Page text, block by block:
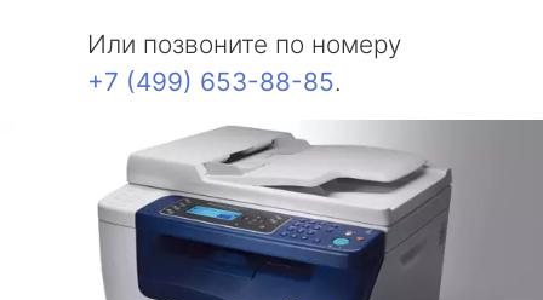
Или позвоните по номеру
+7 (499) 653-88-85.